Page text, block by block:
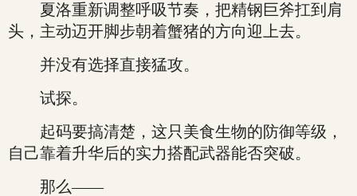
夏洛重新调整呼吸节奏，把精钢巨斧扛到肩
头，主动迈开脚步朝着蟹猪的方向迎上去。
并没有选择直接猛攻。
试探。
起码要搞清楚，这只美食生物的防御等级，
自己靠着升华后的实力搭配武器能否突破。
那么——